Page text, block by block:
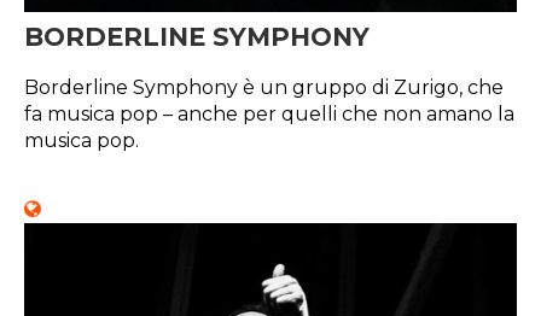
BORDERLINE SYMPHONY
Borderline Symphony è un gruppo di Zurigo, che
fa musica pop – anche per quelli che non amano la
musica pop.